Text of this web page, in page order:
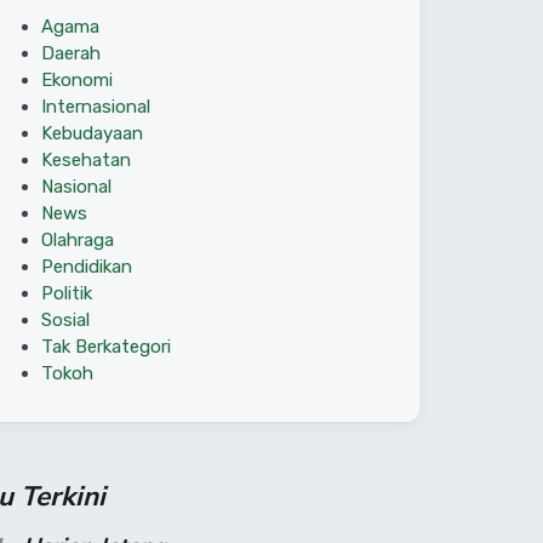
Agama
Daerah
Ekonomi
Internasional
Kebudayaan
Kesehatan
Nasional
News
Olahraga
Pendidikan
Politik
Sosial
Tak Berkategori
Tokoh
Terkini